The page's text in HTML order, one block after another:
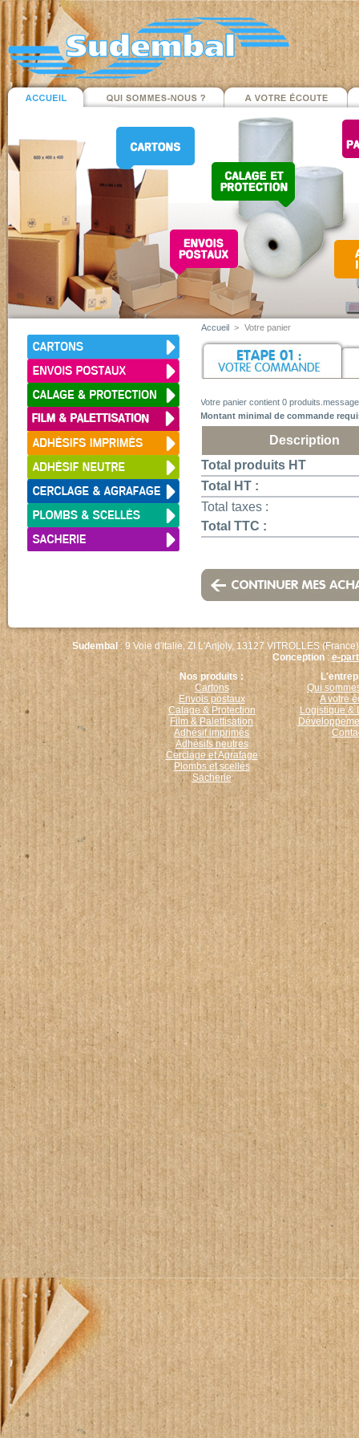
Accueil > Votre panier
Votre panier contient0 produits.message
Montant minimal de commande
Description
Total produits HT
Total HT :
Total taxes :
Total TTC :
Sudembal : 9 Voie d'Italie, ZI L'Anjoly, 13127 VITROLLES
Conception : e-
Nos produits :
Cartons
Envois postaux
Calage & Protection
Film & Palettisation
Adhésif imprimés
Adhésifs neutres
Cerclage et Agrafage
Plombs et scellés
Sacherie
Qui
A votre
Logistique &